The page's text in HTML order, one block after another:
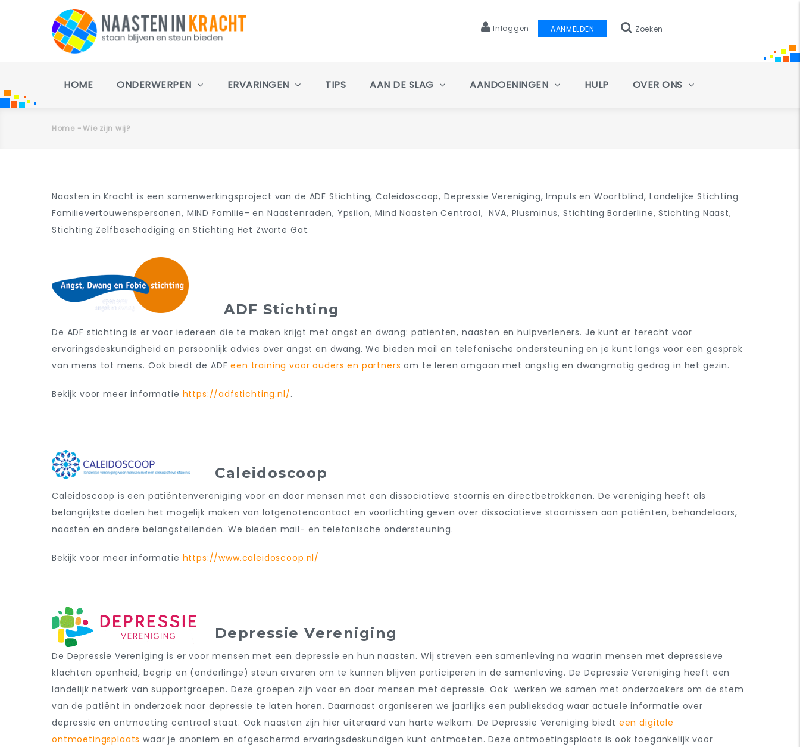
Inloggen AANMELDEN Zoeken
navigation
HOME ONDERWERPEN ERVARINGEN TIPS AAN DE SLAG AANDOENINGEN HULP OVER ONS
Kruimelpad
Home -Wie zijn wij?
Primaire
tabs
Naasten in Kracht is een samenwerkingsproject van de ADF Stichting, Caleidoscoop, Depressie Vereniging, Impuls en Woortblind, Landelijke Stichting
Familievertouwenspersonen, MIND Familie- en Naastenraden, Ypsilon, Mind Naasten Centraal, NVA, Plusminus, Stichting Borderline, Stichting Naast,
Stichting Zelfbeschadiging en Stichting Het Zwarte Gat.
ADF Stichting
De ADF stichting is er voor iedereen die te maken krijgt met angst en dwang: patiënten, naasten en hulpverleners. Je kunt er terecht voor
ervaringsdeskundigheid en persoonlijk advies over angst en dwang. We bieden mail en telefonische ondersteuning en je kunt langs voor een gesprek
van mens tot mens. Ook biedt de ADFeen training voor ouders en partners om te leren omgaan met angstig en dwangmatig gedrag in het gezin.
Bekijk voor meer informatie https://adfstichting.nl/.
Caleidoscoop
Caleidoscoop is een patiëntenvereniging voor en door mensen met een dissociatieve stoornis en directbetrokkenen. De vereniging heeft als
belangrijkste doelen het mogelijk maken van lotgenotencontact en voorlichting geven over dissociatieve stoornissen aan patiënten, behandelaars,
naasten en andere belangstellenden. We bieden mail- en telefonische ondersteuning.
Bekijk voor meer informatie https://www.caleidoscoop.nl/
Depressie Vereniging
De Depressie Vereniging is er voor mensen met een depressie en hun naasten. Wij streven een samenleving na waarin mensen met depressieve
klachten openheid, begrip en (onderlinge) steun ervaren om te kunnen blijven participeren in de samenleving. De Depressie Vereniging heeft een
landelijk netwerk van supportgroepen. Deze groepen zijn voor en door mensen met depressie. Ook werken we samen met onderzoekers om de stem
van de patiënt in onderzoek naar depressie te laten horen. Daarnaast organiseren we jaarlijks een publieksdag waar actuele informatie over
depressie en ontmoeting centraal staat. Ook naasten zijn hier uiteraard van harte welkom. De Depressie Vereniging biedt een digitale
ontmoetingsplaats waar je anoniem en afgeschermd ervaringsdeskundigen kunt ontmoeten. Deze ontmoetingsplaats is ook toegankelijk voor